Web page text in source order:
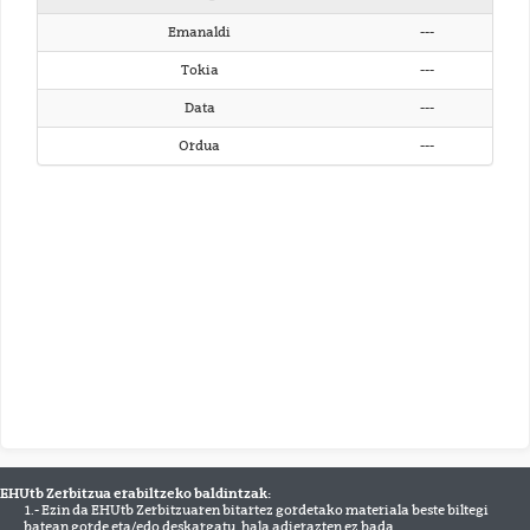
Emanaldi ---
Tokia ---
Data ---
Ordua ---
EHUtb Zerbitzua erabiltzeko baldintzak:
1.- Ezin da EHUtb Zerbitzuaren bitartez gordetako materiala beste biltegi
batean gorde eta/edo deskargatu, hala adierazten ez bada.